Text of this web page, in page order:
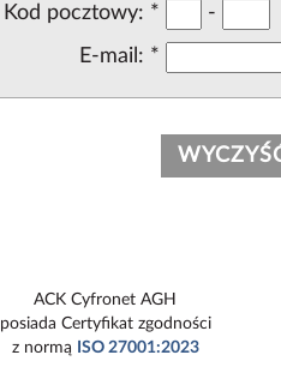
Kod pocztowy: * -
E-mail: *
ACK Cyfronet AGH
posiada Certyfikat zgodności
z normą
ISO 27001:2023